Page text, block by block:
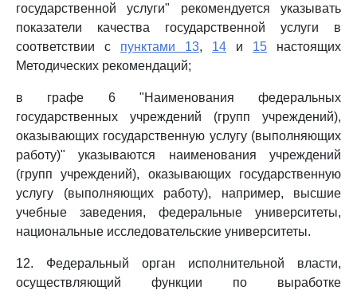
государственной услуги" рекомендуется указывать
показатели качества государственной услуги в
соответствии с пунктами 13, 14 и 15 настоящих
Методических рекомендаций;
в графе 6 "Наименования федеральных
государственных учреждений (групп учреждений),
оказывающих государственную услугу (выполняющих
работу)" указываются наименования учреждений
(групп учреждений), оказывающих государственную
услугу (выполняющих работу), например, высшие
учебные заведения, федеральные университеты,
национальные исследовательские университеты.
12. Федеральный орган исполнительной власти,
осуществляющий функции по выработке